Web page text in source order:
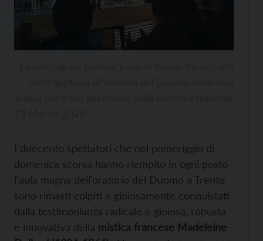
I duecento spettatori che nel pomeriggio di
domenica scorsa hanno riempito in ogni posto
l’aula magna dell’oratorio del Duomo a Trento
sono rimasti colpiti e gioiosamente conquistati
dalla testimonianza radicale e gioiosa, robusta
e innovativa della mistica francese Madeleine